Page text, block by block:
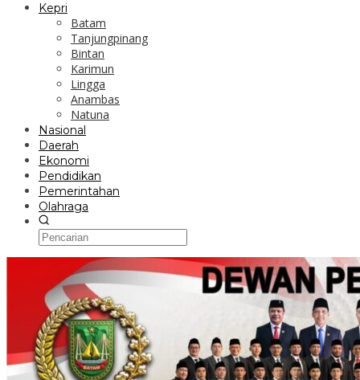
Kepri
Batam
Tanjungpinang
Bintan
Karimun
Lingga
Anambas
Natuna
Nasional
Daerah
Ekonomi
Pendidikan
Pemerintahan
Olahraga